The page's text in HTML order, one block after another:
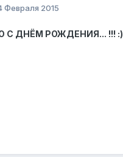
Февраля 2015
С ДНЁМ РОЖДЕНИЯ... !!! :)